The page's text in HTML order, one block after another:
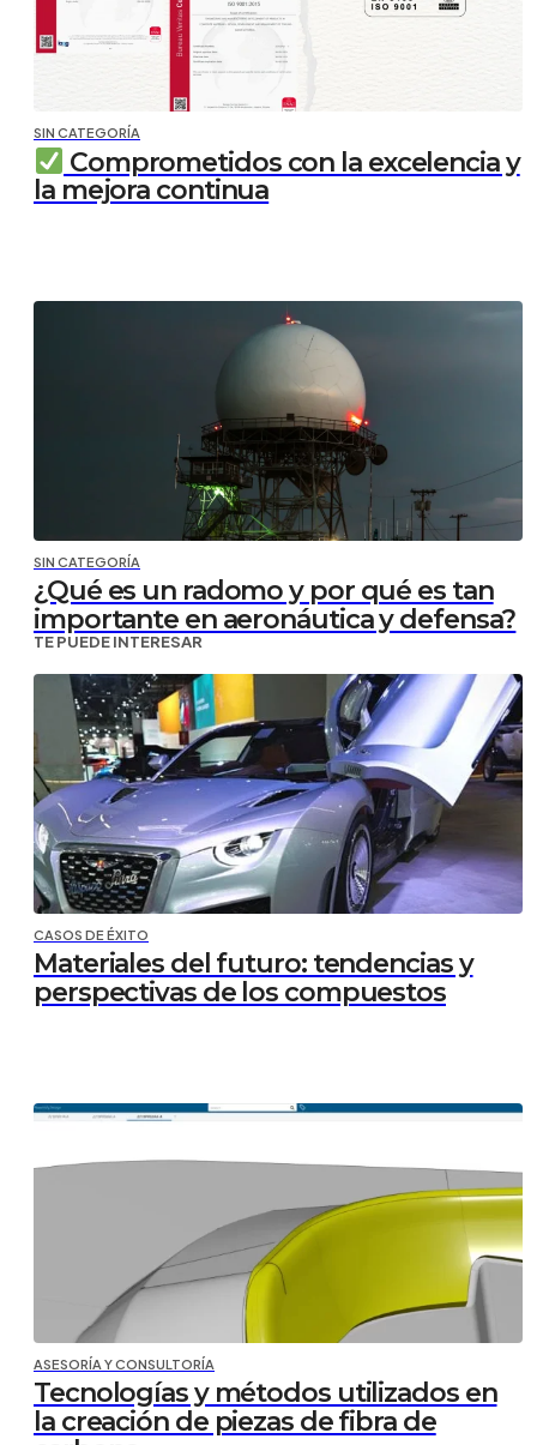
SIN CATEGORÍA
Comprometidos con la excelencia y
la mejora continua
SIN CATEGORÍA
¿Qué es un radomo y por qué es tan
importante en aeronáutica y defensa?
TE PUEDE INTERESAR
CASOS DE ÉXITO
Materiales del futuro: tendencias y
perspectivas de los compuestos
ASESORÍA Y CONSULTORÍA
Tecnologías y métodos utilizados en
la creación de piezas de fibra de